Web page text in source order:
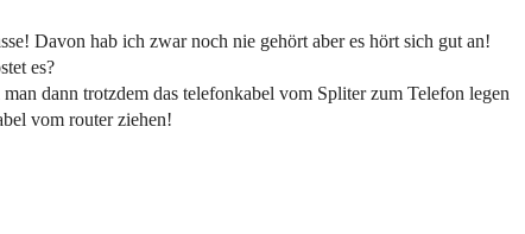
Davon hab ich zwar noch nie gehört aber es hört sich gut an!
es?
dann trotzdem das telefonkabel vom Spliter zum Telefon legen
vom router ziehen!